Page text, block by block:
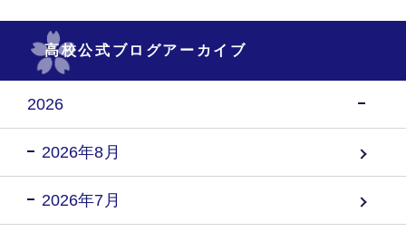
高校公式ブログアーカイブ
2026
2026年8月
2026年7月